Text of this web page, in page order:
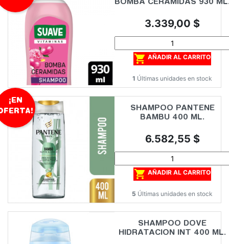
BOMBA CERAMIDAS 930
Precio
3.339,00 $
 AÑADIR AL CARRITO
1 Últimas unidades en stock
SHAMPOO PANTENE
BAMBU 400 ML.
Precio
6.582,55 $
 AÑADIR AL CARRITO
5 Últimas unidades en stock
¡EN
SHAMPOO DOVE
HIDRATACION INT 400 ML.